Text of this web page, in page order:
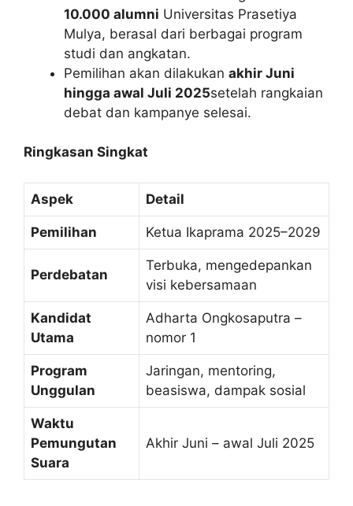
10.000 alumni Universitas Prasetiya
Mulya, berasal dari berbagai program
studi dan angkatan.
Pemilihan akan dilakukan akhir Juni
hingga awal Juli 2025setelah rangkaian
debat dan kampanye selesai.
Ringkasan Singkat
Aspek Detail
Pemilihan Ketua Ikaprama 2025–2029
Perdebatan
Terbuka, mengedepankan
visi kebersamaan
Kandidat
Utama
Adharta Ongkosaputra –
nomor 1
Program
Unggulan
Jaringan, mentoring,
beasiswa, dampak sosial
Waktu
Pemungutan
Suara
Akhir Juni – awal Juli 2025